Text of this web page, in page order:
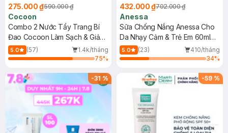
275.000 ₫590.000 ₫
Cocoon
Combo 2 Nước Tẩy Trang Bí
Đao Cocoon Làm Sạch & Giảm
Dầu 500ml
5.0 (57)
1.4k/tháng
75%
432.000 ₫702.000 ₫
Anessa
Sữa Chống Nắng Anessa Cho
Da Nhạy Cảm & Trẻ Em 60ml
(Mới)
5.0 (23)
410/tháng
34%
-31% -59 %